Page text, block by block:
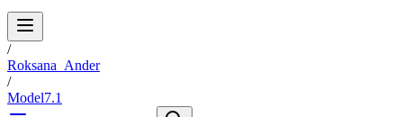
/
Roksana_Ander
/
Model7.1